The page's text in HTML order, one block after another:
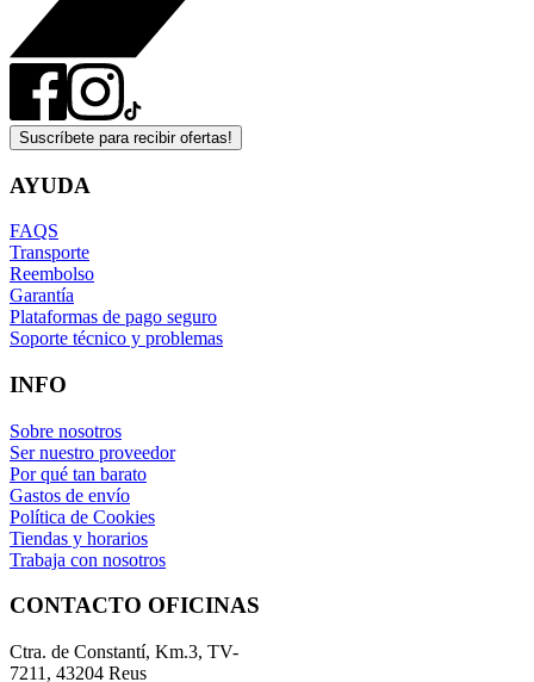
Suscríbete para recibir ofertas!
AYUDA
FAQS
Transporte
Reembolso
Garantía
Plataformas de pago seguro
Soporte técnico y problemas
INFO
Sobre nosotros
Ser nuestro proveedor
Por qué tan barato
Gastos de envío
Política de Cookies
Tiendas y horarios
Trabaja con nosotros
CONTACTO OFICINAS
Ctra. de Constantí, Km.3, TV-
7211, 43204 Reus